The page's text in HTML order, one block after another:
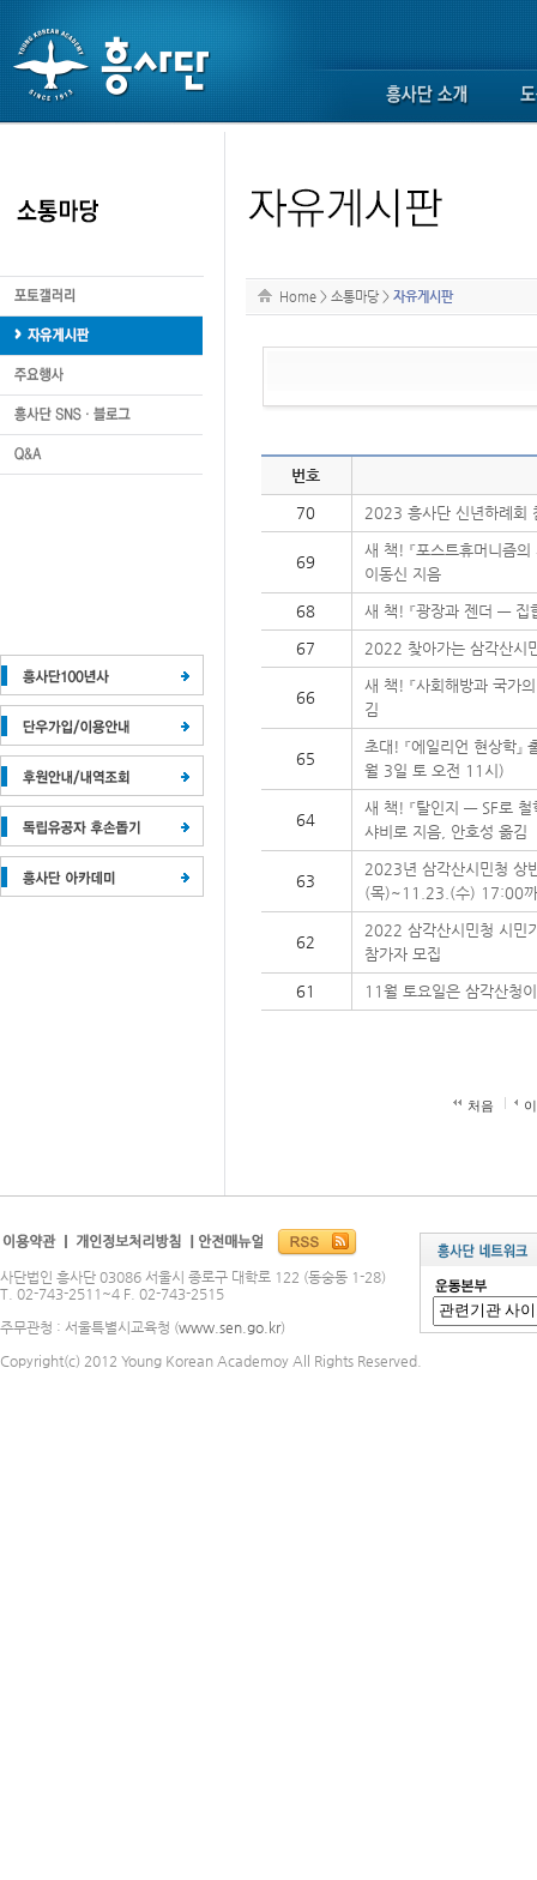
Home > 소통마당 > 자유게시판
번호
70 2023 흥사단 신년하례회
69
새 책! 『포스트휴머니즘
이동신 지음
68 새 책! 『광장과 젠더 ― 집
67 2022 찾아가는 삼각산
66
새 책! 『사회해방과 국가
김
65
초대! 『에일리언 현상학
월 3일 토 오전 11시)
64
새 책! 『탈인지 ― SF로 철
샤비로 지음, 안호성 옮김
63
2023년 삼각산시민청 상
(목)~11.23.(수) 17:00
62
2022 삼각산시민청 시민
참가자 모집
61 11월 토요일은 삼각산청
처음
사단법인 흥사단 03086 서울시 종로구 대학로 122 (동숭동 1-28)
T. 02-743-2511~4 F. 02-743-2515
주무관청 : 서울특별시교육청 (www.sen.go.kr)
Copyright(c) 2012 Young Korean Academoy All Rights Reserved.